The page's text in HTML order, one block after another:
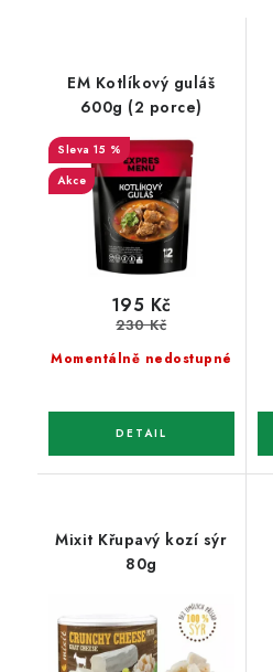
EM Kotlíkový guláš
600g (2 porce)
15 %
Akce
Momentálně nedostupné
195 Kč
230 Kč
Mixit Křupavý kozí sýr
80g